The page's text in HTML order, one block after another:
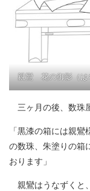
親鸞 花の御影（は
三ヶ月の後、数珠
「黒漆の箱には親
の数珠、朱塗りの箱
おります」
親鸞はうなずくと